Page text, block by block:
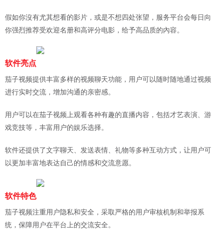
假如你沒有尤其想看的影片，或是不想四处张望，服务平台会每日向
你强烈推荐受欢迎名册和高评分电影，给予高品质的內容。
软件亮点
茄子视频提供丰富多样的视频聊天功能，用户可以随时随地通过视频
进行实时交流，增加沟通的亲密感。
用户可以在茄子视频上观看各种有趣的直播内容，包括才艺表演、游
戏竞技等，丰富用户的娱乐选择。
软件还提供了文字聊天、发送表情、礼物等多种互动方式，让用户可
以更加丰富地表达自己的情感和交流意愿。
软件特色
茄子视频注重用户隐私和安全，采取严格的用户审核机制和举报系
统，保障用户在平台上的交流安全。